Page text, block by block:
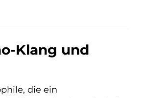
Klang und
die ein